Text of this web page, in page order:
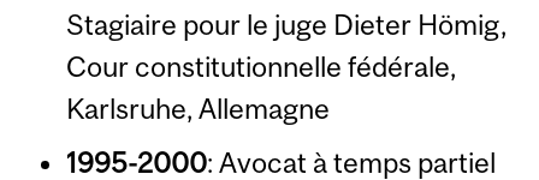
Stagiaire pour le juge Dieter Hömig,
Cour constitutionnelle fédérale,
Karlsruhe, Allemagne
1995-2000: Avocat à temps partiel